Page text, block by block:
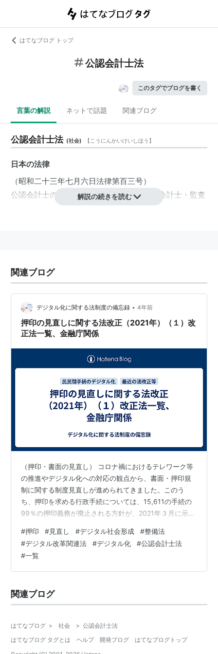
はてなブログ トップ
公認会計士法
このタグでブログを書く
言葉の解説 ネットで話題 関連ブログ
公認会計士法 (社会) 【こうにんかいけいしほう 】
日本の法律
（昭和二十三年七月六日法律第百三号）
公認会計士の使命、職務、監査法人や
公認会計士・監査
日本公認会計士協会などの制度や役割、罰則規
第一章 総則
第一条
公認会計士は、監査及び会計の専門家とし
て、独立した立場において、財務書類その他
の財務に関する情報の信頼性を確保すること
により、会社等の公正な事業活動、投資者及
健全な発展に寄与することを使命とする。
公認会計士の職責 ）
て公正かつ誠実にその業務を行わなければな
らない。
以下、略
解説の続きを読む
関連ブログ
デジタル化に関する法制度の備忘録 • 4年前
押印の見直しに関する法改正（2021年）（１）改
正法一覧、金融庁関係
（押印・書面の見直し） コロナ禍におけるテレワーク等
の推進やデジタル化への対応の観点から、書面・押印規
制に関する制度見直しが進められてきました。このう
ち、押印を求める行政手続については、15,611の手続の
99％の押印義務が廃止される方針が、2021年３月に示さ
の、登記印・登録印で、118手続です。） この方針に基
づいて、省令等で定められている押印義務については、
各府省で随時対応されてきましたが、法律に基づく押印
義務については、2021年のデジタル社会形成整備法の中
備法） 以前にデジタル改革関連…
#押印 #見直し #デジタル社会形成 #整備法
#デジタル改革関連法 #デジタル化 #公認会計士法
#一覧
関連ブログ
はてなブログ > 社会 > 公認会計士法
はてなブログ タグとは
ヘルプ 開発ブログ
はてなブログトップ